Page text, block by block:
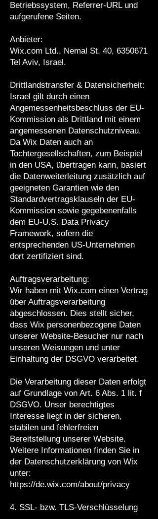
Betriebssystem, Referrer-URL und
aufgerufene Seiten.
Anbieter:
Wix.com Ltd., Nemal St. 40, 6350671
Tel Aviv, Israel.
Drittlandstransfer & Datensicherheit:
Israel gilt durch einen
Angemessenheitsbeschluss der EU-
Kommission als Drittland mit einem
angemessenen Datenschutzniveau.
Da Wix Daten auch an
Tochtergesellschaften, zum Beispiel
in den USA, übertragen kann, basiert
die Datenweiterleitung zusätzlich auf
geeigneten Garantien wie den
Standardvertragsklauseln der EU-
Kommission sowie gegebenenfalls
dem EU-U.S. Data Privacy
Framework, sofern die
entsprechenden US-Unternehmen
dort zertifiziert sind.
Auftragsverarbeitung:
Wir haben mit Wix.com einen Vertrag
über Auftragsverarbeitung
abgeschlossen. Dies stellt sicher,
dass Wix personenbezogene Daten
unserer Website-Besucher nur nach
unseren Weisungen und unter
Einhaltung der DSGVO verarbeitet.
Die Verarbeitung dieser Daten erfolgt
auf Grundlage von Art. 6 Abs. 1 lit. f
DSGVO. Unser berechtigtes
Interesse liegt in der sicheren,
stabilen und fehlerfreien
Bereitstellung unserer Website.
Weitere Informationen finden Sie in
der Datenschutzerklärung von Wix
unter:
https://de.wix.com/about/privacy
4. SSL- bzw. TLS-Verschlüsselung